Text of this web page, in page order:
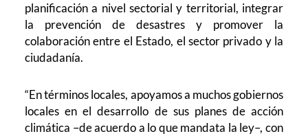
planificación a nivel sectorial y territorial, integrar
la prevención de desastres y promover la
colaboración entre el Estado, el sector privado y la
ciudadanía.
“En términos locales, apoyamos a muchos gobiernos
locales en el desarrollo de sus planes de acción
climática –de acuerdo a lo que mandata la ley–, con